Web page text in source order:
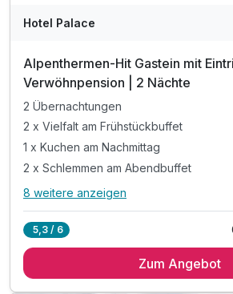
Hotel Palace
Alpenthermen-Hit Gastein mit
Verwöhnpension | 2 Nächte
2 Übernachtungen
2 x Vielfalt am Frühstückbuffet
1 x Kuchen am Nachmittag
2 x Schlemmen am Abendbuffet
Alle Inklusivleistungen
2 x Vielfalt am Frühstückbuffet
8 weitere anzeigen
5,3 / 6
Zum Angebot